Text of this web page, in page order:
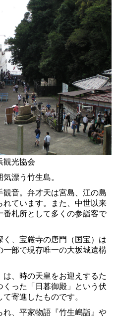
観光協会
漂う竹生島。
音。弁才天は宮島、江の島
れています。また、中世以来
札所として多くの参詣客で
、宝厳寺の唐門（国宝）は
部で現存唯一の大坂城遺構
、時の天皇をお迎えするた
った「日暮御殿」という伏
寄進したものです。
、平家物語『竹生嶋詣』や